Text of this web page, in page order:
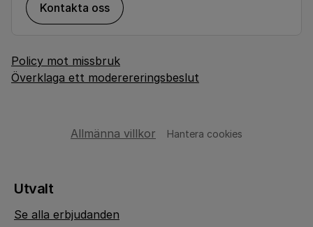
Kontakta oss
Policy mot missbruk
Överklaga ett moderereringsbeslut
Allmänna villkor Hantera cookies
Utvalt
Se alla erbjudanden